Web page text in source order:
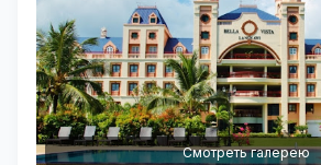
Смотреть галерею